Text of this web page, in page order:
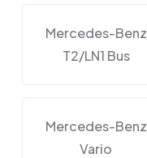
Mercedes-Benz
T2/LN1 Bus
Mercedes-Benz
Vario